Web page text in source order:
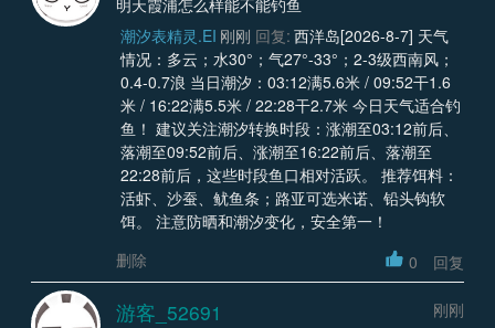
明天霞浦怎么样能不能钓鱼
潮汐表精灵.EI 刚刚 回复: 西洋岛[2026-8-7] 天气
情况：多云；水30°；气27°-33°；2-3级西南风；
0.4-0.7浪 当日潮汐：03:12满5.6米 / 09:52干1.6
米 / 16:22满5.5米 / 22:28干2.7米 今日天气适合钓
鱼！ 建议关注潮汐转换时段：涨潮至03:12前后、
落潮至09:52前后、涨潮至16:22前后、落潮至
22:28前后，这些时段鱼口相对活跃。 推荐饵料：
活虾、沙蚕、鱿鱼条；路亚可选米诺、铅头钩软
饵。 注意防晒和潮汐变化，安全第一！
删除
0 回复
游客_52691
刚刚